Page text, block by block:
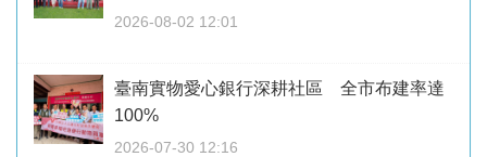
2026-08-02 12:01
臺南實物愛心銀行深耕社區 全市布建率達
100%
2026-07-30 12:16